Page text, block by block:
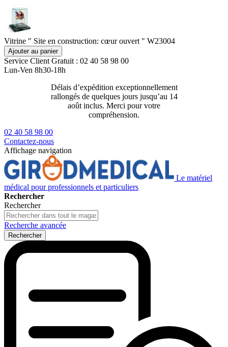
Vitrine " Site en construction: cœur ouvert " W23004
Ajouter au panier
Service Client Gratuit : 02 40 58 98 00
Lun-Ven 8h30-18h
Délais d’expédition exceptionnellement
rallongés de quelques jours jusqu’au 14
août inclus. Merci pour votre
compréhension.
02 40 58 98 00
Contactez-nous
Affichage navigation
Le matériel
médical pour professionnels et particuliers
Rechercher
Rechercher
Recherche avancée
Rechercher